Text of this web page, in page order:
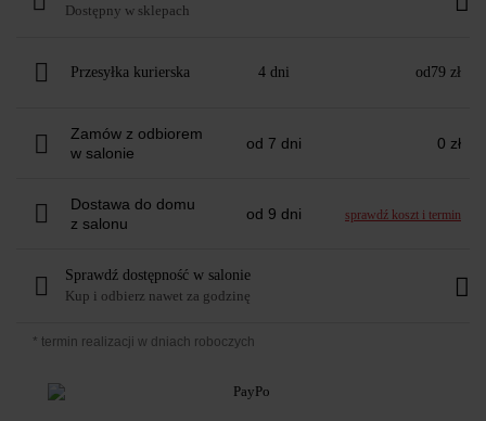
Dostępny w sklepach
Przesyłka kurierska 4 dni od 79 zł
Zamów z odbiorem
w salonie
od 7 dni 0 zł
Dostawa do domu
z salonu
od 9 dni sprawdź koszt i termin
Sprawdź dostępność w salonie
Kup i odbierz nawet za godzinę
* termin realizacji w dniach roboczych